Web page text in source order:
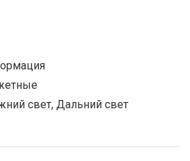
свет, Дальний свет